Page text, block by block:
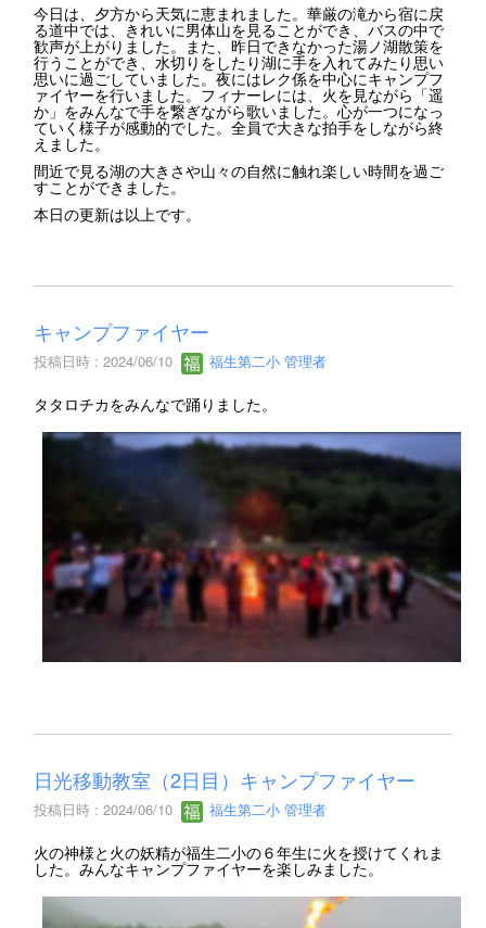
今日は、夕方から天気に恵まれました。華厳の滝から宿に戻
る道中では、きれいに男体山を見ることができ、バスの中で
歓声が上がりました。また、昨日できなかった湯ノ湖散策を
行うことができ、水切りをしたり湖に手を入れてみたり思い
思いに過ごしていました。夜にはレク係を中心にキャンプフ
ァイヤーを行いました。フィナーレには、火を見ながら「遥
か」をみんなで手を繋ぎながら歌いました。心が一つになっ
ていく様子が感動的でした。全員で大きな拍手をしながら終
えました。
間近で見る湖の大きさや山々の自然に触れ楽しい時間を過ご
すことができました。
本日の更新は以上です。
キャンプファイヤー
投稿日時 : 2024/06/10 福生第二小 管理者
タタロチカをみんなで踊りました。
日光移動教室（2日目）キャンプファイヤー
投稿日時 : 2024/06/10 福生第二小 管理者
火の神様と火の妖精が福生二小の６年生に火を授けてくれま
した。みんなキャンプファイヤーを楽しみました。